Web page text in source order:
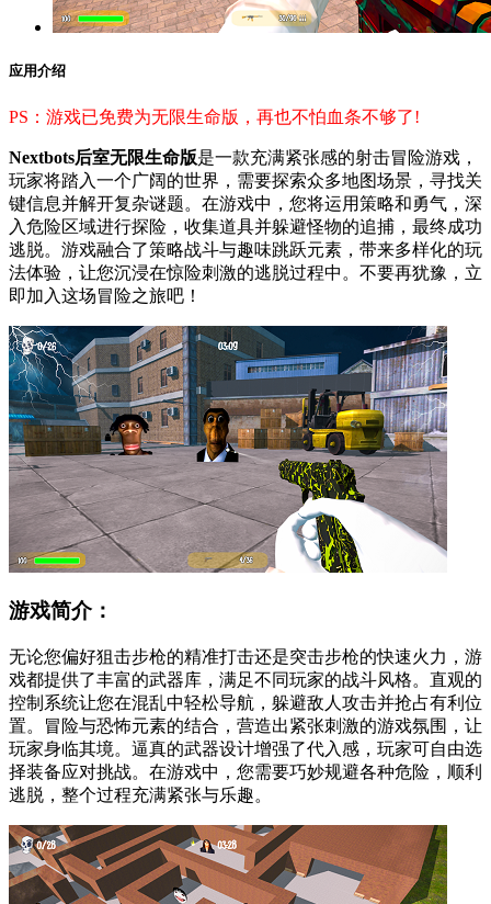
应用介绍
PS：游戏已免费为无限生命版，再也不怕血条不够了!
Nextbots后室无限生命版是一款充满紧张感的射击冒险游戏，
玩家将踏入一个广阔的世界，需要探索众多地图场景，寻找关
键信息并解开复杂谜题。在游戏中，您将运用策略和勇气，深
入危险区域进行探险，收集道具并躲避怪物的追捕，最终成功
逃脱。游戏融合了策略战斗与趣味跳跃元素，带来多样化的玩
法体验，让您沉浸在惊险刺激的逃脱过程中。不要再犹豫，立
即加入这场冒险之旅吧！
游戏简介：
无论您偏好狙击步枪的精准打击还是突击步枪的快速火力，游
戏都提供了丰富的武器库，满足不同玩家的战斗风格。直观的
控制系统让您在混乱中轻松导航，躲避敌人攻击并抢占有利位
置。冒险与恐怖元素的结合，营造出紧张刺激的游戏氛围，让
玩家身临其境。逼真的武器设计增强了代入感，玩家可自由选
择装备应对挑战。在游戏中，您需要巧妙规避各种危险，顺利
逃脱，整个过程充满紧张与乐趣。